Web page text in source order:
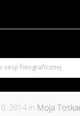
sesji fotograficznej
2014 in Moja